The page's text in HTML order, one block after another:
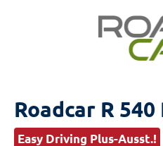
Roadcar R
Easy Driving Plus-Ausst.!